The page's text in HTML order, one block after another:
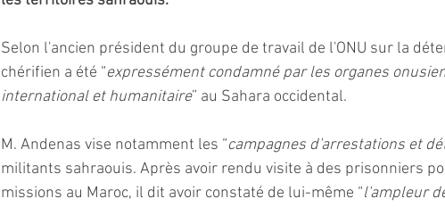
Selon l'ancien président du groupe de travail de l'ONU sur la
chérifien a été “expressément condamné par les organes
international et humanitaire” au Sahara occidental.
M. Andenas vise notamment les “campagnes d'arrestations et
militants sahraouis. Après avoir rendu visite à des prisonniers
missions au Maroc, il dit avoir constaté de lui-même “l'ampleur